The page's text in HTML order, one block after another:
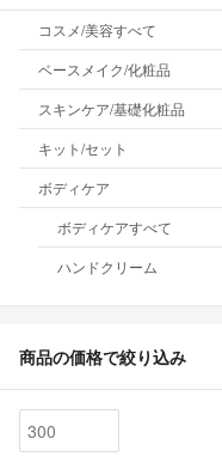
コスメ/美容すべて
ベースメイク/化粧品
スキンケア/基礎化粧品
キット/セット
ボディケア
ボディケアすべて
ハンドクリーム
商品の価格で絞り込み